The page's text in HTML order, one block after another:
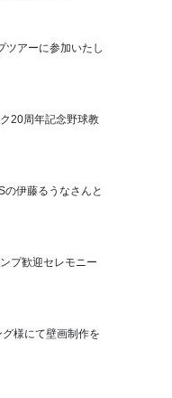
ツアーに参加いたし
20周年記念野球教
伊藤るうなさんと
プ歓迎セレモニー
様にて壁画制作を